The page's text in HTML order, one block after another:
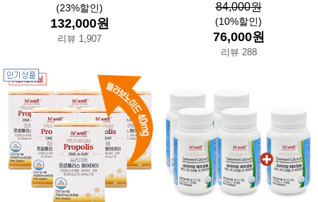
(23%할인)
132,000원
리뷰 1,907
84,000원
(10%할인)
76,000원
리뷰 288